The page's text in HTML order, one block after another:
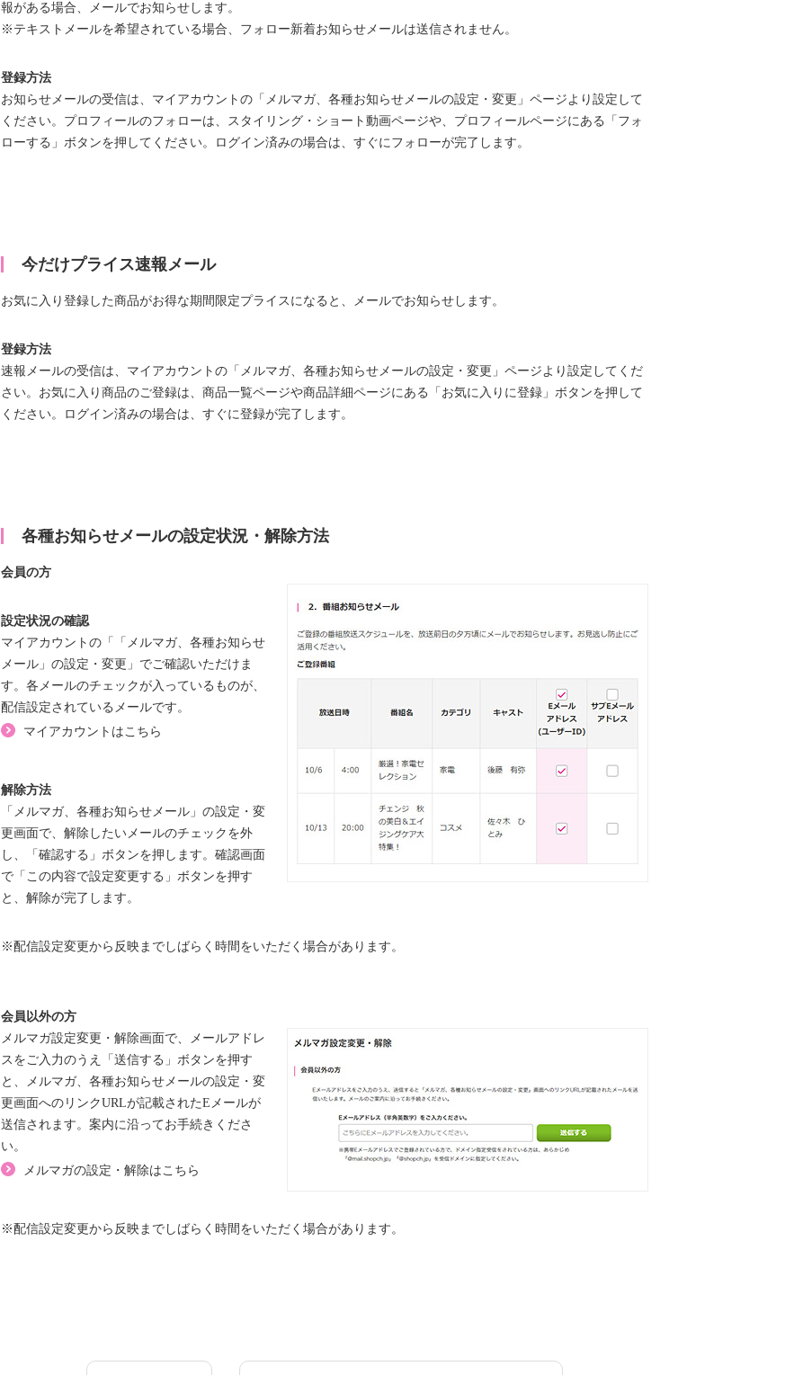
報がある場合、メールでお知らせします。
※テキストメールを希望されている場合、フォロー新着お知らせメールは送信されません。
登録方法
お知らせメールの受信は、マイアカウントの「メルマガ、各種お知らせメールの設定・変更」ページより設定して
ください。プロフィールのフォローは、スタイリング・ショート動画ページや、プロフィールページにある「フォ
ローする」ボタンを押してください。ログイン済みの場合は、すぐにフォローが完了します。
今だけプライス速報メール
お気に入り登録した商品がお得な期間限定プライスになると、メールでお知らせします。
登録方法
速報メールの受信は、マイアカウントの「メルマガ、各種お知らせメールの設定・変更」ページより設定してくだ
さい。お気に入り商品のご登録は、商品一覧ページや商品詳細ページにある「お気に入りに登録」ボタンを押して
ください。ログイン済みの場合は、すぐに登録が完了します。
各種お知らせメールの設定状況・解除方法
会員の方
設定状況の確認
マイアカウントの「「メルマガ、各種お知らせ
メール」の設定・変更」でご確認いただけま
す。各メールのチェックが入っているものが、
配信設定されているメールです。
マイアカウントはこちら
解除方法
「メルマガ、各種お知らせメール」の設定・変
更画面で、解除したいメールのチェックを外
し、「確認する」ボタンを押します。確認画面
で「この内容で設定変更する」ボタンを押す
と、解除が完了します。
※配信設定変更から反映までしばらく時間をいただく場合があります。
会員以外の方
メルマガ設定変更・解除画面で、メールアドレ
スをご入力のうえ「送信する」ボタンを押す
と、メルマガ、各種お知らせメールの設定・変
更画面へのリンクURLが記載されたEメールが
送信されます。案内に沿ってお手続きくださ
い。
メルマガの設定・解除はこちら
※配信設定変更から反映までしばらく時間をいただく場合があります。